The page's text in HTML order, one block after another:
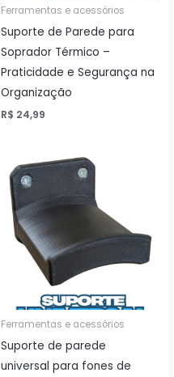
Ferramentas e acessórios
Suporte de Parede para
Soprador Térmico –
Praticidade e Segurança na
Organização
R$ 24,99
Ferramentas e acessórios
Suporte de parede
universal para fones de